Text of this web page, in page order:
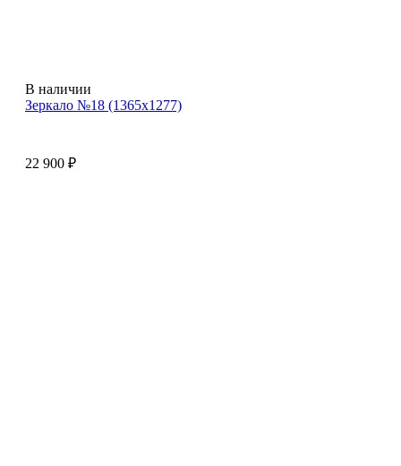
В наличии
Зеркало №18 (1365х1277)
22 900 ₽